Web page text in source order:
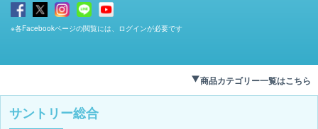
※各Facebookページの閲覧には、ログインが必要です
商品カテゴリー一覧はこちら
サントリー総合